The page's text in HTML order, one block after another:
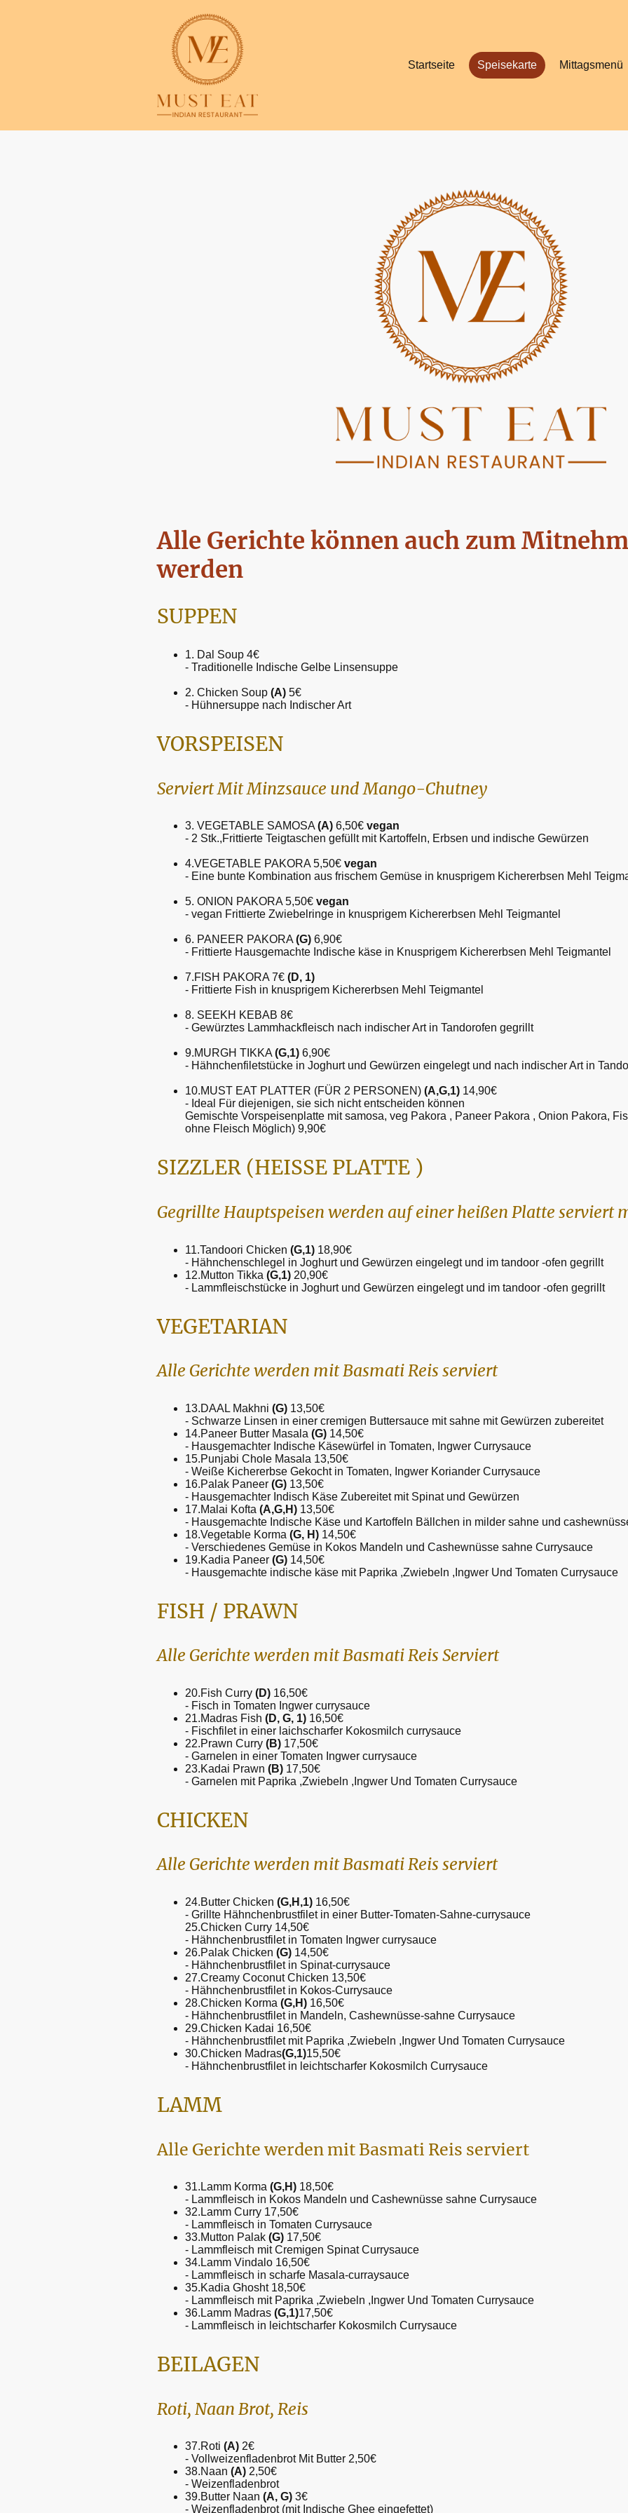
Startseite Speisekarte Mittagsmenü
Alle Gerichte können auch zum
werden
SUPPEN
1. Dal Soup 4€
- Traditionelle Indische Gelbe Linsensuppe
2. Chicken Soup (A) 5€
- Hühnersuppe nach Indischer Art
VORSPEISEN
Serviert Mit Minzsauce und Mango-Chutney
3. VEGETABLE SAMOSA (A) 6,50€ vegan
- 2 Stk.,Frittierte Teigtaschen gefüllt mit Kartoffeln, Erbsen und indische Gewürzen
4.VEGETABLE PAKORA 5,50€ vegan
- Eine bunte Kombination aus frischem Gemüse in knusprigem Kichererbsen Mehl
5. ONION PAKORA 5,50€ vegan
- vegan Frittierte Zwiebelringe in knusprigem Kichererbsen Mehl Teigmantel
6. PANEER PAKORA (G) 6,90€
- Frittierte Hausgemachte Indische käse in Knusprigem Kichererbsen Mehl Teigmantel
7.FISH PAKORA 7€ (D, 1)
- Frittierte Fish in knusprigem Kichererbsen Mehl Teigmantel
8. SEEKH KEBAB 8€
- Gewürztes Lammhackfleisch nach indischer Art in Tandorofen gegrillt
9.MURGH TIKKA (G,1) 6,90€
- Hähnchenfiletstücke in Joghurt und Gewürzen eingelegt und nach indischer Art in
10.MUST EAT PLATTER (FÜR 2 PERSONEN) (A,G,1) 14,90€
- Ideal Für diejenigen, sie sich nicht entscheiden können
Gemischte Vorspeisenplatte mit samosa, veg Pakora , Paneer Pakora , Onion Pakora,
ohne Fleisch Möglich) 9,90€
SIZZLER (HEISSE PLATTE )
Gegrillte Hauptspeisen werden auf einer heißen Platte serviert
11.Tandoori Chicken (G,1) 18,90€
- Hähnchenschlegel in Joghurt und Gewürzen eingelegt und im tandoor -ofen gegrillt
12.Mutton Tikka (G,1) 20,90€
- Lammfleischstücke in Joghurt und Gewürzen eingelegt und im tandoor -ofen gegrillt
VEGETARIAN
Alle Gerichte werden mit Basmati Reis serviert
13.DAAL Makhni (G) 13,50€
- Schwarze Linsen in einer cremigen Buttersauce mit sahne mit Gewürzen zubereitet
14.Paneer Butter Masala (G) 14,50€
- Hausgemachter Indische Käsewürfel in Tomaten, Ingwer Currysauce
15.Punjabi Chole Masala 13,50€
- Weiße Kichererbse Gekocht in Tomaten, Ingwer Koriander Currysauce
16.Palak Paneer (G) 13,50€
- Hausgemachter Indisch Käse Zubereitet mit Spinat und Gewürzen
17.Malai Kofta (A,G,H) 13,50€
- Hausgemachte Indische Käse und Kartoffeln Bällchen in milder sahne und
18.Vegetable Korma (G, H) 14,50€
- Verschiedenes Gemüse in Kokos Mandeln und Cashewnüsse sahne Currysauce
19.Kadia Paneer (G) 14,50€
- Hausgemachte indische käse mit Paprika ,Zwiebeln ,Ingwer Und Tomaten Currysauce
FISH / PRAWN
Alle Gerichte werden mit Basmati Reis Serviert
20.Fish Curry (D) 16,50€
- Fisch in Tomaten Ingwer currysauce
21.Madras Fish (D, G, 1) 16,50€
- Fischfilet in einer laichscharfer Kokosmilch currysauce
22.Prawn Curry (B) 17,50€
- Garnelen in einer Tomaten Ingwer currysauce
23.Kadai Prawn (B) 17,50€
- Garnelen mit Paprika ,Zwiebeln ,Ingwer Und Tomaten Currysauce
CHICKEN
Alle Gerichte werden mit Basmati Reis serviert
24.Butter Chicken (G,H,1) 16,50€
- Grillte Hähnchenbrustfilet in einer Butter-Tomaten-Sahne-currysauce
25.Chicken Curry 14,50€
- Hähnchenbrustfilet in Tomaten Ingwer currysauce
26.Palak Chicken (G) 14,50€
- Hähnchenbrustfilet in Spinat-currysauce
27.Creamy Coconut Chicken 13,50€
- Hähnchenbrustfilet in Kokos-Currysauce
28.Chicken Korma (G,H) 16,50€
- Hähnchenbrustfilet in Mandeln, Cashewnüsse-sahne Currysauce
29.Chicken Kadai 16,50€
- Hähnchenbrustfilet mit Paprika ,Zwiebeln ,Ingwer Und Tomaten Currysauce
30.Chicken Madras(G,1)15,50€
- Hähnchenbrustfilet in leichtscharfer Kokosmilch Currysauce
LAMM
Alle Gerichte werden mit Basmati Reis serviert
31.Lamm Korma (G,H) 18,50€
- Lammfleisch in Kokos Mandeln und Cashewnüsse sahne Currysauce
32.Lamm Curry 17,50€
- Lammfleisch in Tomaten Currysauce
33.Mutton Palak (G) 17,50€
- Lammfleisch mit Cremigen Spinat Currysauce
34.Lamm Vindalo 16,50€
- Lammfleisch in scharfe Masala-curraysauce
35.Kadia Ghosht 18,50€
- Lammfleisch mit Paprika ,Zwiebeln ,Ingwer Und Tomaten Currysauce
36.Lamm Madras (G,1)17,50€
- Lammfleisch in leichtscharfer Kokosmilch Currysauce
BEILAGEN
Roti, Naan Brot, Reis
37.Roti (A) 2€
- Vollweizenfladenbrot Mit Butter 2,50€
38.Naan (A) 2,50€
- Weizenfladenbrot
39.Butter Naan (A, G) 3€
- Weizenfladenbrot (mit Indische Ghee eingefettet)